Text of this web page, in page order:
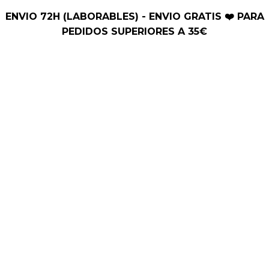
Ir
ENVIO 72H (LABORABLES) - ENVIO GRATIS ❤️ PARA
PEDIDOS SUPERIORES A 35€